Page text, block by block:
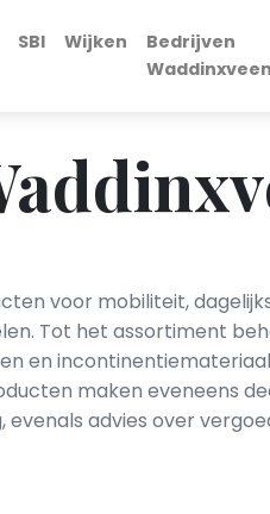
SBI Wijken
Bedrijven
Waddinxveen
voor mobiliteit,
Tot het assortiment
en
maken eveneens
advies over